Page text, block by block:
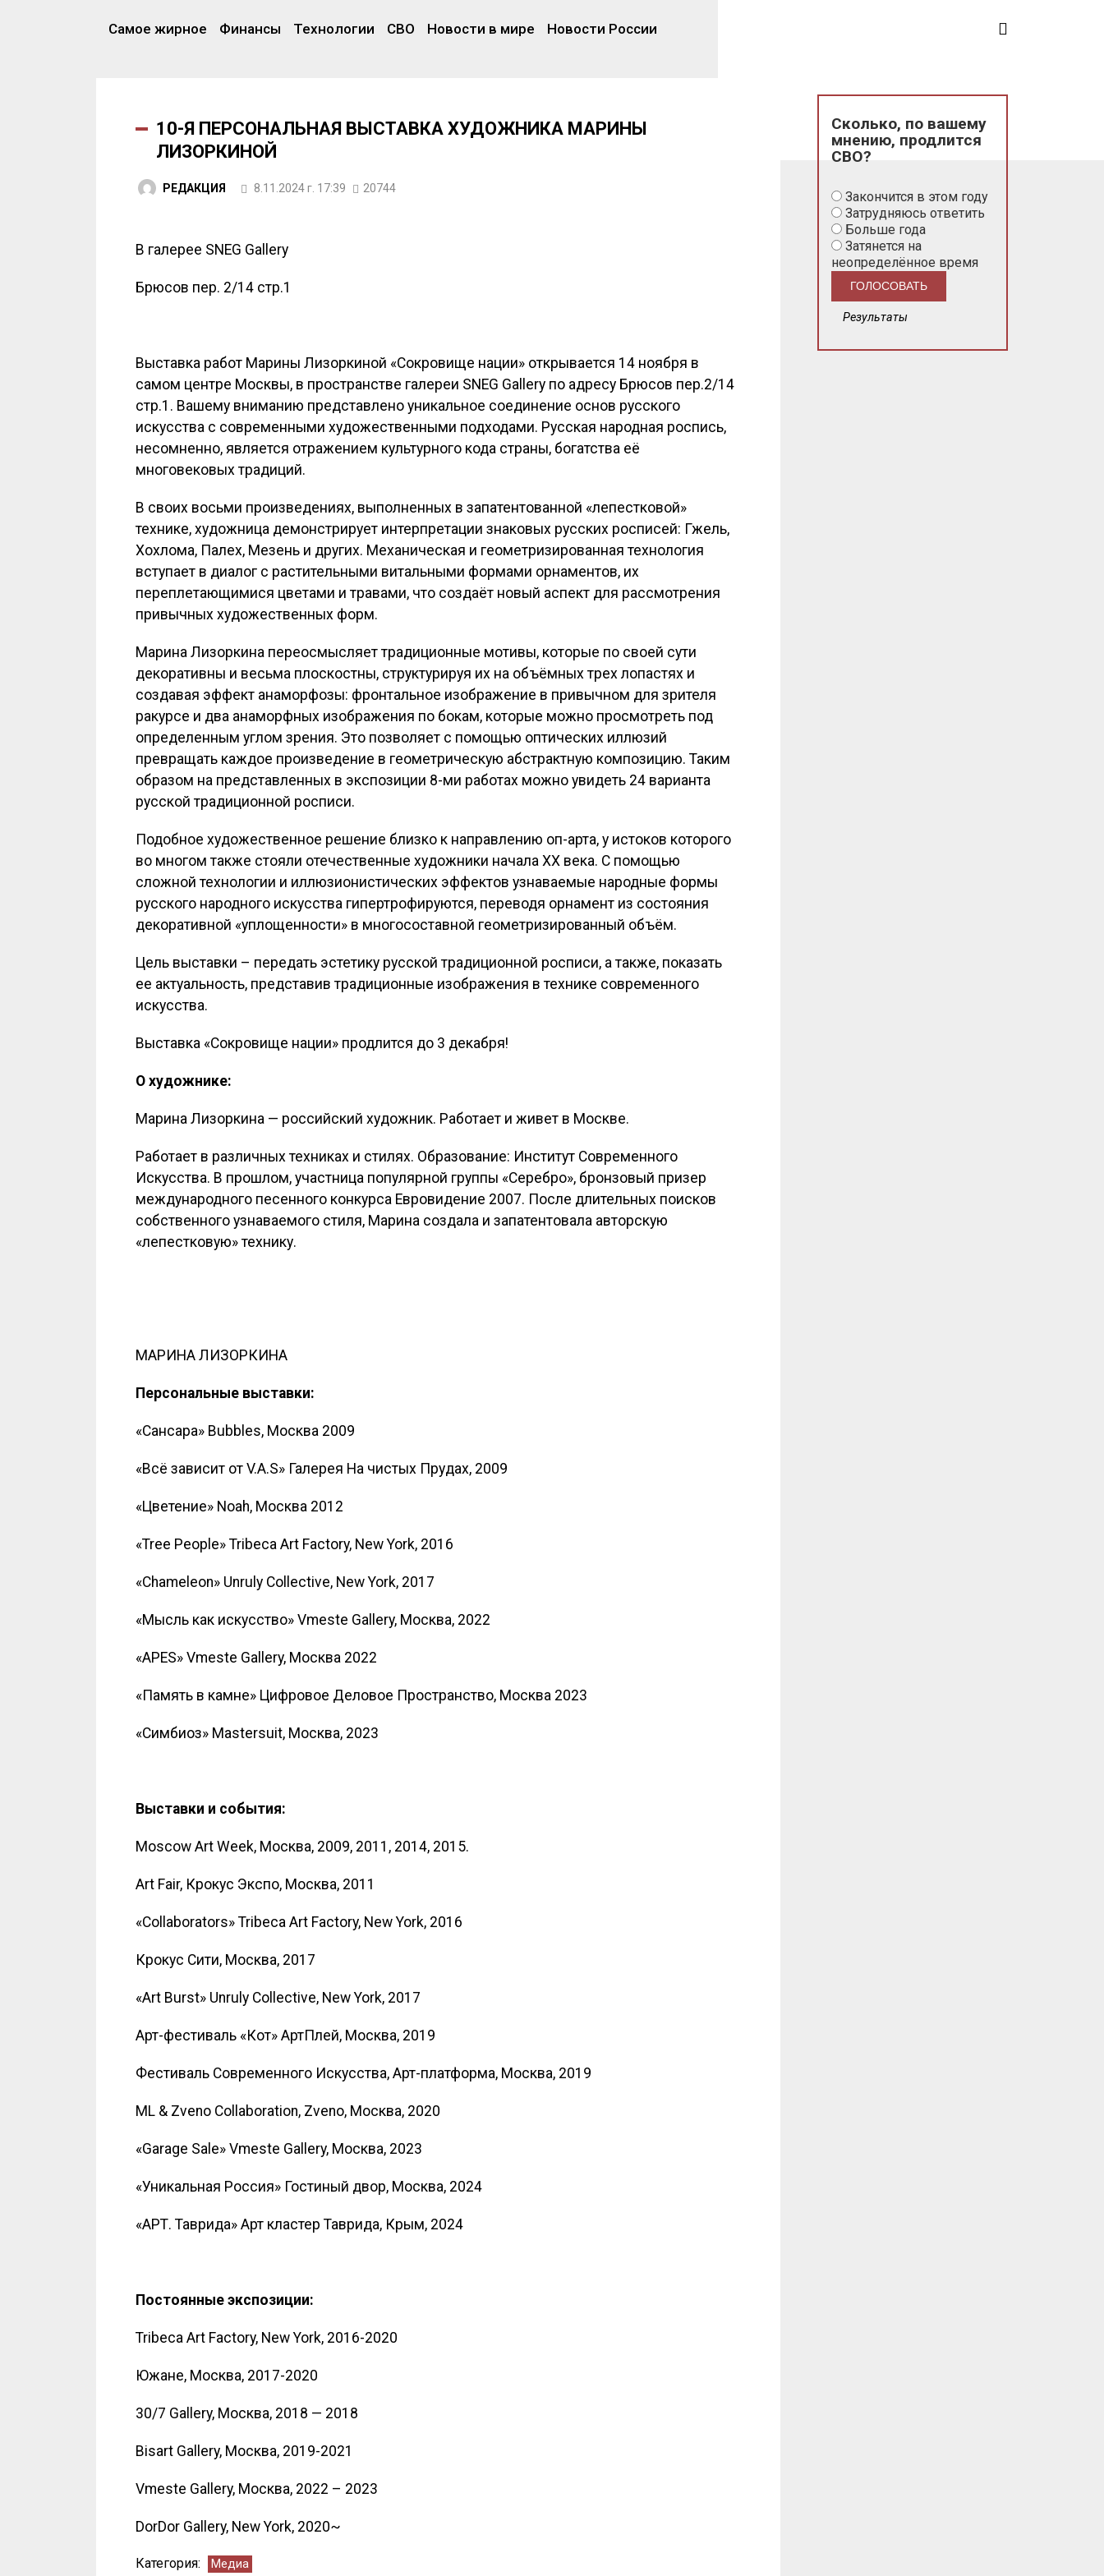
Самое жирное Финансы Технологии СВО Новости в мире Новости России
10-Я ПЕРСОНАЛЬНАЯ ВЫСТАВКА ХУДОЖНИКА МАРИНЫ
ЛИЗОРКИНОЙ
РЕДАКЦИЯ 8.11.2024 г. 17:39 20744
В галерее SNEG Gallery
Брюсов пер. 2/14 стр.1
Выставка работ Марины Лизоркиной «Сокровище нации» открывается 14 ноября в
самом центре Москвы, в пространстве галереи SNEG Gallery по адресу Брюсов пер.2/14
стр.1. Вашему вниманию представлено уникальное соединение основ русского
искусства с современными художественными подходами. Русская народная роспись,
несомненно, является отражением культурного кода страны, богатства её
многовековых традиций.
В своих восьми произведениях, выполненных в запатентованной «лепестковой»
технике, художница демонстрирует интерпретации знаковых русских росписей: Гжель,
Хохлома, Палех, Мезень и других. Механическая и геометризированная технология
вступает в диалог с растительными витальными формами орнаментов, их
переплетающимися цветами и травами, что создаёт новый аспект для рассмотрения
привычных художественных форм.
Марина Лизоркина переосмысляет традиционные мотивы, которые по своей сути
декоративны и весьма плоскостны, структурируя их на объёмных трех лопастях и
создавая эффект анаморфозы: фронтальное изображение в привычном для зрителя
ракурсе и два анаморфных изображения по бокам, которые можно просмотреть под
определенным углом зрения. Это позволяет с помощью оптических иллюзий
превращать каждое произведение в геометрическую абстрактную композицию. Таким
образом на представленных в экспозиции 8-ми работах можно увидеть 24 варианта
русской традиционной росписи.
Подобное художественное решение близко к направлению оп-арта, у истоков которого
во многом также стояли отечественные художники начала ХХ века. С помощью
сложной технологии и иллюзионистических эффектов узнаваемые народные формы
русского народного искусства гипертрофируются, переводя орнамент из состояния
декоративной «уплощенности» в многосоставной геометризированный объём.
Цель выставки – передать эстетику русской традиционной росписи, а также, показать
ее актуальность, представив традиционные изображения в технике современного
искусства.
Выставка «Сокровище нации» продлится до 3 декабря!
О художнике:
Марина Лизоркина — российский художник. Работает и живет в Москве.
Работает в различных техниках и стилях. Образование: Институт Современного
Искусства. В прошлом, участница популярной группы «Серебро», бронзовый призер
международного песенного конкурса Евровидение 2007. После длительных поисков
собственного узнаваемого стиля, Марина создала и запатентовала авторскую
«лепестковую» технику.
МАРИНА ЛИЗОРКИНА
Персональные выставки:
«Сансара» Bubbles, Москва 2009
«Всё зависит от V.A.S» Галерея На чистых Прудах, 2009
«Цветение» Noah, Москва 2012
«Tree People» Tribeca Art Factory, New York, 2016
«Chameleon» Unruly Collective, New York, 2017
«Мысль как искусство» Vmeste Gallery, Москва, 2022
«APES» Vmeste Gallery, Москва 2022
«Память в камне» Цифровое Деловое Пространство, Москва 2023
«Симбиоз» Mastersuit, Москва, 2023
Выставки и события:
Moscow Art Week, Москва, 2009, 2011, 2014, 2015.
Art Fair, Крокус Экспо, Москва, 2011
«Collaborators» Tribeca Art Factory, New York, 2016
Крокус Сити, Москва, 2017
«Art Burst» Unruly Collective, New York, 2017
Арт-фестиваль «Кот» АртПлей, Москва, 2019
Фестиваль Современного Искусства, Арт-платформа, Москва, 2019
ML & Zveno Collaboration, Zveno, Москва, 2020
«Garage Sale» Vmeste Gallery, Москва, 2023
«Уникальная Россия» Гостиный двор, Москва, 2024
«АРТ. Таврида» Арт кластер Таврида, Крым, 2024
Постоянные экспозиции:
Tribeca Art Factory, New York, 2016-2020
Южане, Москва, 2017-2020
30/7 Gallery, Москва, 2018 — 2018
Bisart Gallery, Москва, 2019-2021
Vmeste Gallery, Москва, 2022 – 2023
DorDor Gallery, New York, 2020~
Категория: Медиа
Сколько, по вашему
мнению, продлится
СВО?
Закончится в этом году
Затрудняюсь ответить
Больше года
Затянется на
неопределённое время
Результаты